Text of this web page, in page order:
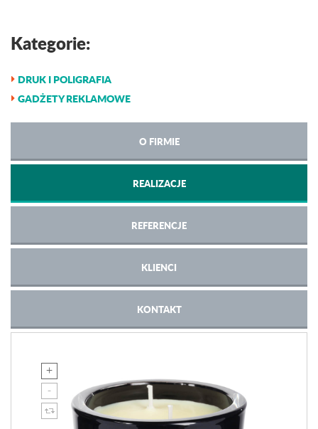
Kategorie:
DRUK I POLIGRAFIA
GADŻETY REKLAMOWE
O FIRMIE
REALIZACJE
REFERENCJE
KLIENCI
KONTAKT